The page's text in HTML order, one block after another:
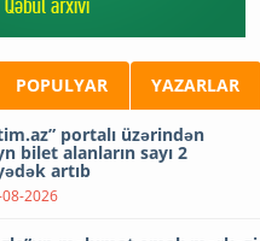
POPULYAR YAZARLAR
portalı üzərindən
bilet alanların sayı 2
artıb
2026